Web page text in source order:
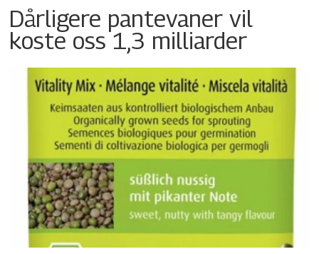
Dårligere pantevaner vil
koste oss 1,3 milliarder